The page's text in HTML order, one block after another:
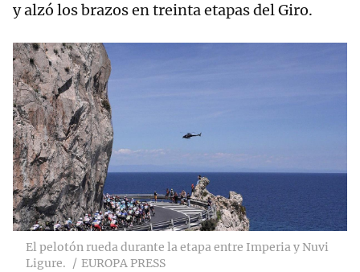
y alzó los brazos en treinta etapas del Giro.
El pelotón rueda durante la etapa entre Imperia y Nuvi
Ligure.
EUROPA PRESS